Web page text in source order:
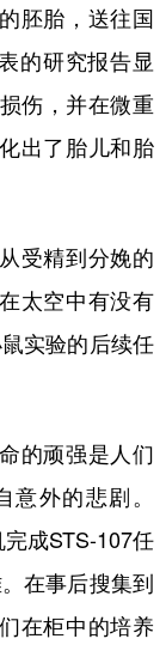
胚胎，送往国
的研究报告显
伤，并在微重
出了胎儿和胎
受精到分娩的
太空中有没有
实验的后续任
的顽强是人们
意外的悲剧。
成STS-107任
在事后搜集到
在柜中的培养